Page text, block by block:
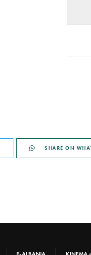
SHARE ON
E-ALBANIA KINEMA